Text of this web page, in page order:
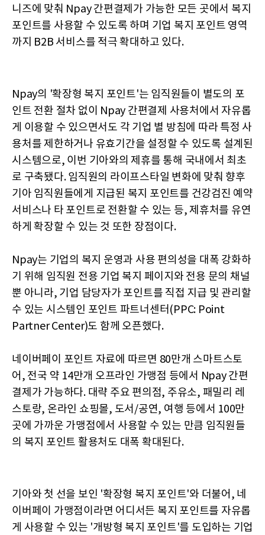
니즈에 맞춰 Npay 간편결제가 가능한 모든 곳에서 복지
포인트를 사용할 수 있도록 하며 기업 복지 포인트 영역
까지 B2B 서비스를 적극 확대하고 있다.
Npay의 '확장형 복지 포인트'는 임직원들이 별도의 포
인트 전환 절차 없이 Npay 간편결제 사용처에서 자유롭
게 이용할 수 있으면서도 각 기업 별 방침에 따라 특정 사
용처를 제한하거나 유효기간을 설정할 수 있도록 설계된
시스템으로, 이번 기아와의 제휴를 통해 국내에서 최초
로 구축됐다. 임직원의 라이프스타일 변화에 맞춰 향후
기아 임직원들에게 지급된 복지 포인트를 건강검진 예약
서비스나 타 포인트로 전환할 수 있는 등, 제휴처를 유연
하게 확장할 수 있는 것 또한 장점이다.
Npay는 기업의 복지 운영과 사용 편의성을 대폭 강화하
기 위해 임직원 전용 기업 복지 페이지와 전용 문의 채널
뿐 아니라, 기업 담당자가 포인트를 직접 지급 및 관리할
수 있는 시스템인 포인트 파트너센터(PPC: Point
Partner Center)도 함께 오픈했다.
네이버페이 포인트 자료에 따르면 80만개 스마트스토
어, 전국 약 14만개 오프라인 가맹점 등에서 Npay 간편
결제가 가능하다. 대략 주요 편의점, 주유소, 패밀리 레
스토랑, 온라인 쇼핑몰, 도서/공연, 여행 등에서 100만
곳에 가까운 가맹점에서 사용할 수 있는 만큼 임직원들
의 복지 포인트 활용처도 대폭 확대된다.
기아와 첫 선을 보인 '확장형 복지 포인트'와 더불어, 네
이버페이 가맹점이라면 어디서든 복지 포인트를 자유롭
게 사용할 수 있는 '개방형 복지 포인트'를 도입하는 기업